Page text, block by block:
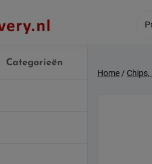
Categorieën
Home/